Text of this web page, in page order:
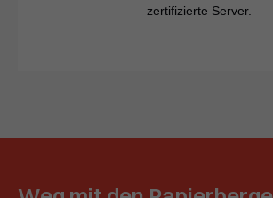
zertifizierte Server.